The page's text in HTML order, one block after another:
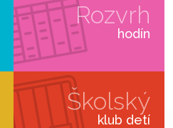
Rozvrh
hodín
Školský
klub detí